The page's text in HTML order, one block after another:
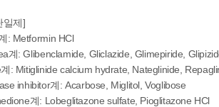
일제]
: Metformin HCl
계: Glibenclamide, Gliclazide, Glimepiride,
: Mitiglinide calcium hydrate, Nateglinide,
inhibitor계: Acarbose, Miglitol, Voglibose
계: Lobeglitazone sulfate, Pioglitazone HCl